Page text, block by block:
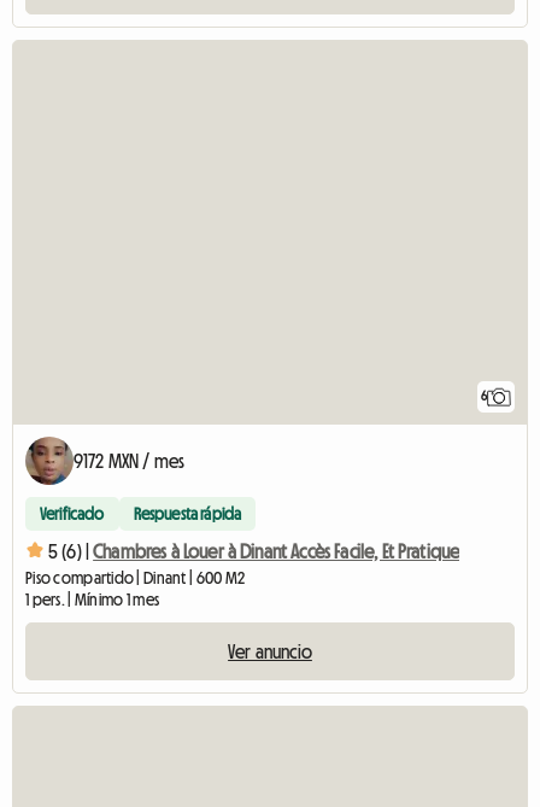
6
9172 MXN / mes
Verificado Respuesta rápida
5 (6) | Chambres à Louer à Dinant Accès Facile, Et Pratique
Piso compartido | Dinant | 600 M2
1 pers. | Mínimo 1 mes
Ver anuncio